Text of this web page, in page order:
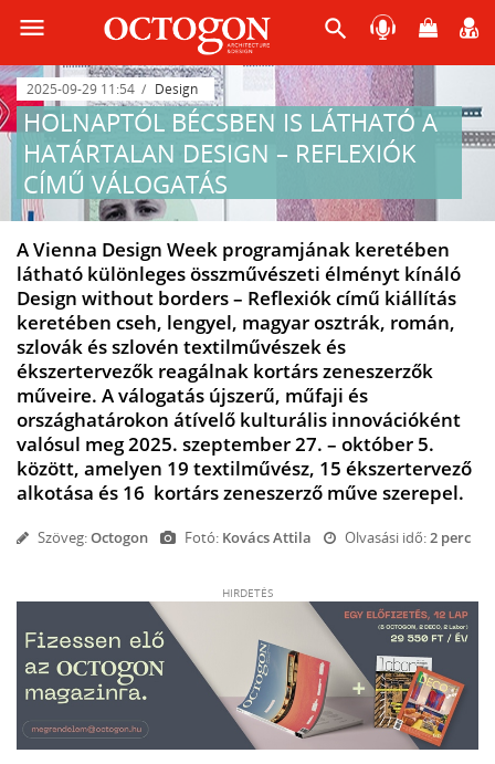
menu search
2025-09-29 11:54 Design
HOLNAPTÓL BÉCSBEN IS LÁTHATÓ A
HATÁRTALAN DESIGN – REFLEXIÓK
CÍMŰ VÁLOGATÁS
A Vienna Design Week programjának keretében
látható különleges összművészeti élményt kínáló
Design without borders – Reflexiók című kiállítás
keretében cseh, lengyel, magyar osztrák, román,
szlovák és szlovén textilművészek és
ékszertervezők reagálnak kortárs zeneszerzők
műveire. A válogatás újszerű, műfaji és
országhatárokon átívelő kulturális innovációként
valósul meg 2025. szeptember 27. – október 5.
között, amelyen 19 textilművész, 15 ékszertervező
alkotása és 16 kortárs zeneszerző műve szerepel.
Szöveg:Octogon Fotó: Kovács Attila Olvasási idő:2 perc
HIRDETÉS